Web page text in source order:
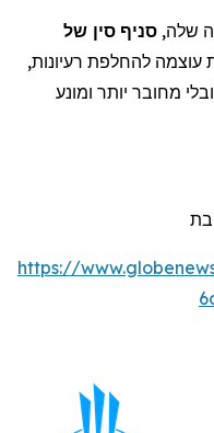
שלה, סניף סין של
עוצמה להחלפת רעיונות,
מחובר יותר ומונע
https://